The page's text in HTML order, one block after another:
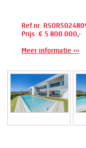
Ref.nr:
Prijs: € 5.800.000,-
Meer informatie ›››